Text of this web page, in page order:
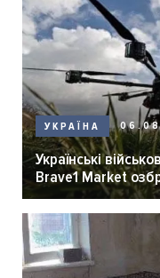
УКРАЇНА
Українські
Brave1 Market